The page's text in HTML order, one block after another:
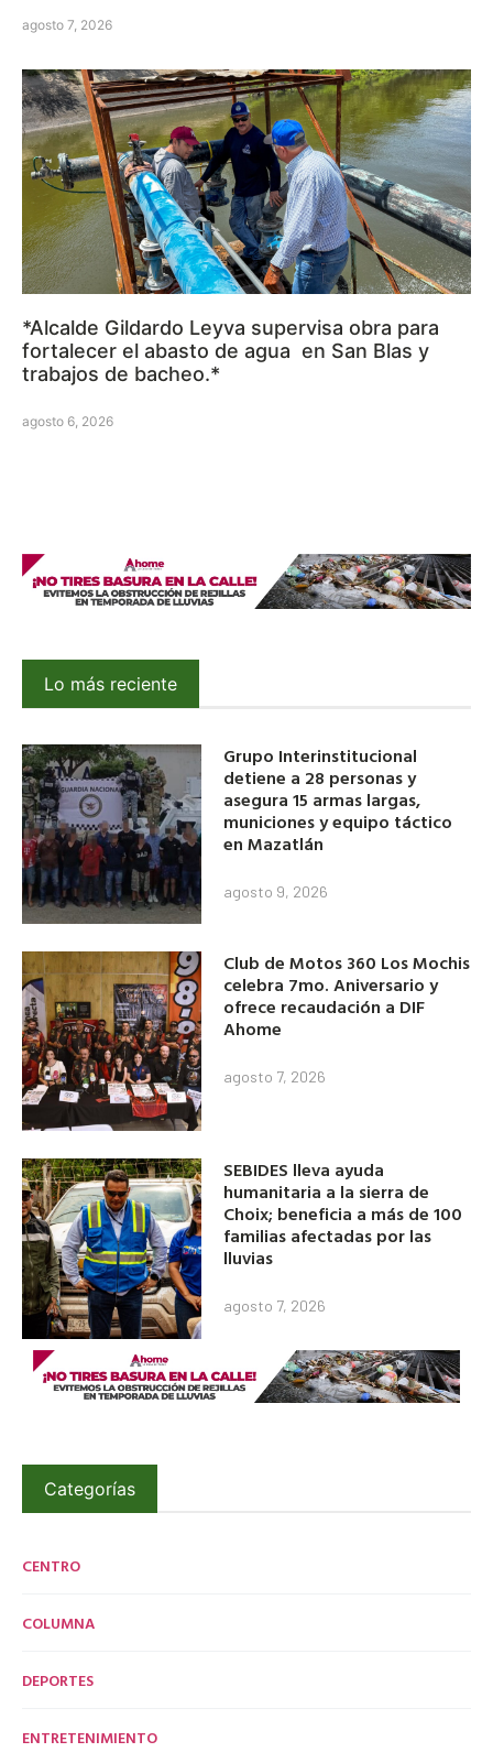
agosto 7, 2026
*Alcalde Gildardo Leyva supervisa obra para
fortalecer el abasto de agua en San Blas y
trabajos de bacheo.*
agosto 6, 2026
Lo más reciente
Grupo Interinstitucional
detiene a 28 personas y
asegura 15 armas largas,
municiones y equipo táctico
en Mazatlán
agosto 9, 2026
Club de Motos 360 Los Mochis
celebra 7mo. Aniversario y
ofrece recaudación a DIF
Ahome
agosto 7, 2026
SEBIDES lleva ayuda
humanitaria a la sierra de
Choix; beneficia a más de 100
familias afectadas por las
lluvias
agosto 7, 2026
Categorías
CENTRO
COLUMNA
DEPORTES
ENTRETENIMIENTO